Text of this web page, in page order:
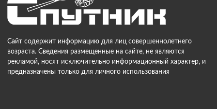
Сайт содержит информацию для лиц совершеннолетнего
возраста. Сведения размещенные на сайте, не являются
рекламой, носят исключительно информационный характер, и
предназначены только для личного использования